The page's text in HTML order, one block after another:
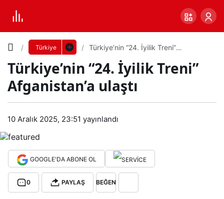
Türkiye
Türkiye’nin “24. İyilik Treni”
Türkiye’nin “24. İyilik Treni”
Afganistan’a ulaştı
10 Aralık 2025, 23:51 yayınlandı
GOOGLE'DA ABONE OL
0 PAYLAŞ BEĞEN
Tür
nin
“24.
Yazı
Boyutunu
Küçük 100% Dev
Varsayılana